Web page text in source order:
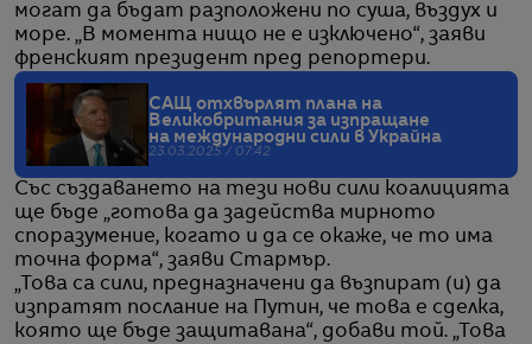
могат да бъдат разположени по суша, въздух и
море. „В момента нищо не е изключено“, заяви
френският президент пред репортери.
САЩ отхвърлят плана на
Великобритания за изпращане
на международни сили в Украйна
23.03.2025 / 07:42
Със създаването на тези нови сили коалицията
ще бъде „готова да задейства мирното
споразумение, когато и да се окаже, че то има
точна форма“, заяви Стармър.
„Това са сили, предназначени да възпират (и) да
изпратят послание на Путин, че това е сделка,
която ще бъде защитавана“, добави той. „Това